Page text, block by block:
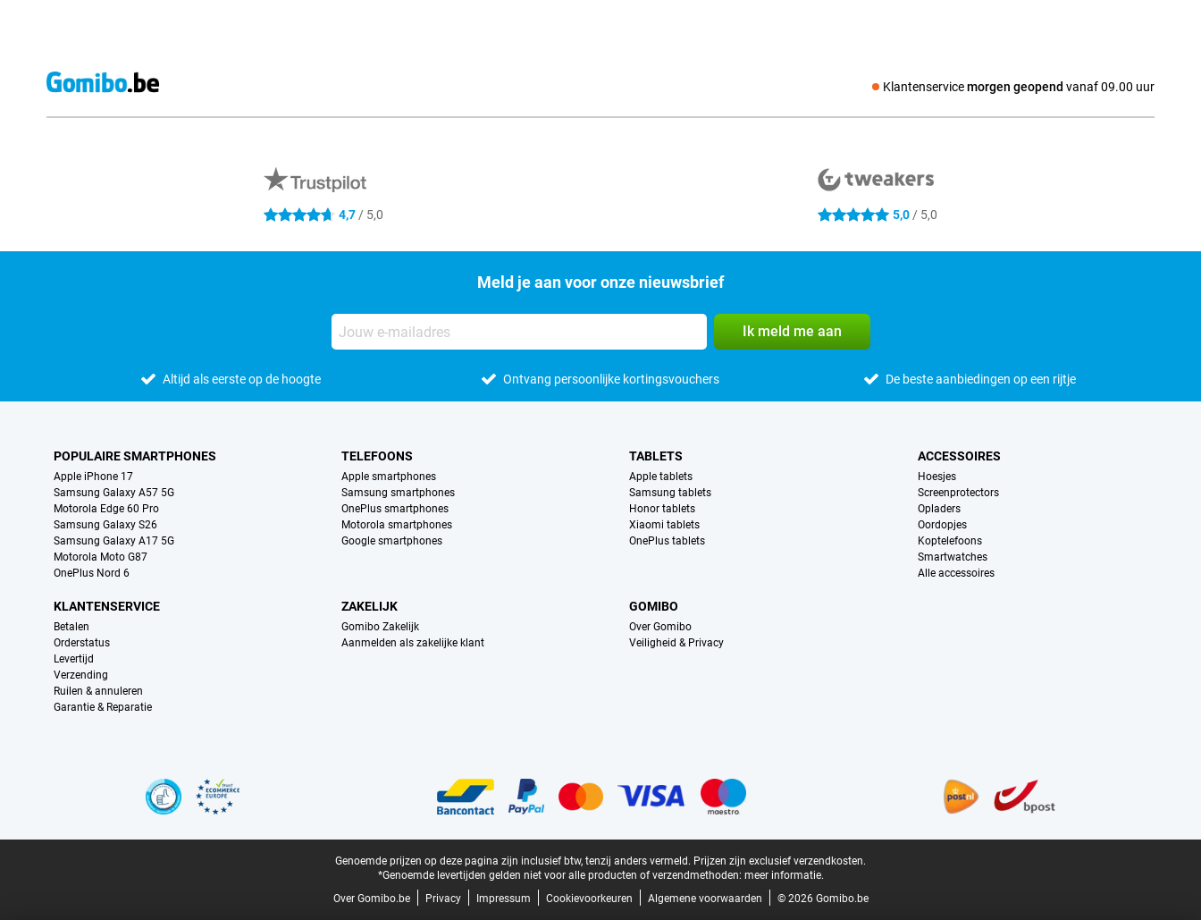
Klantenservicemorgen geopend vanaf 09.00 uur
Social media
4.7 sterren 4,7 / 5,0 5 sterren 5,0 / 5,0
Meld je aan voor onze nieuwsbrief
Ik meld me aan
Altijd als eerste op de hoogte Ontvang persoonlijke kortingsvouchers De beste aanbiedingen op een rijtje
POPULAIRE SMARTPHONES
Apple iPhone 17
Samsung Galaxy A57 5G
Motorola Edge 60 Pro
Samsung Galaxy S26
Samsung Galaxy A17 5G
Motorola Moto G87
OnePlus Nord 6
TELEFOONS
Apple smartphones
Samsung smartphones
OnePlus smartphones
Motorola smartphones
Google smartphones
TABLETS
Apple tablets
Samsung tablets
Honor tablets
Xiaomi tablets
OnePlus tablets
ACCESSOIRES
Hoesjes
Screenprotectors
Opladers
Oordopjes
Koptelefoons
Smartwatches
Alle accessoires
KLANTENSERVICE
Betalen
Orderstatus
Levertijd
Verzending
Ruilen & annuleren
Garantie & Reparatie
ZAKELIJK
Gomibo Zakelijk
Aanmelden als zakelijke klant
GOMIBO
Over Gomibo
Veiligheid & Privacy
Genoemde prijzen op deze pagina zijn inclusief btw, tenzij anders vermeld. Prijzen zijn exclusief verzendkosten.
*Genoemde levertijden gelden niet voor alle producten of verzendmethoden: meer informatie.
Over Gomibo.be
Privacy Impressum Cookievoorkeuren Algemene voorwaarden © 2026 Gomibo.be